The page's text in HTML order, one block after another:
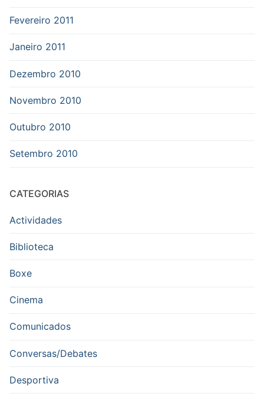
Fevereiro 2011
Janeiro 2011
Dezembro 2010
Novembro 2010
Outubro 2010
Setembro 2010
CATEGORIAS
Actividades
Biblioteca
Boxe
Cinema
Comunicados
Conversas/Debates
Desportiva